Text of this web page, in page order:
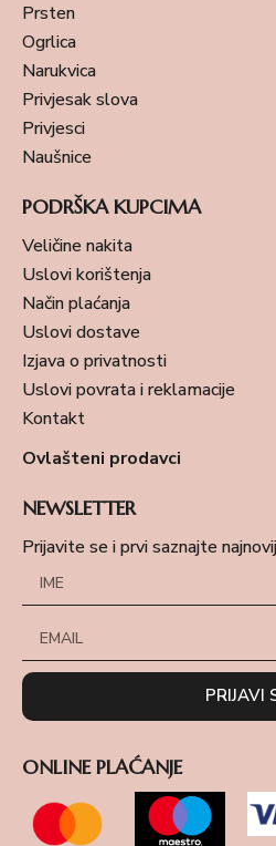
Prsten
Ogrlica
Narukvica
Privjesak slova
Privjesci
Naušnice
PODRŠKA KUPCIMA
Veličine nakita
Uslovi korištenja
Način plaćanja
Uslovi dostave
Izjava o privatnosti
Uslovi povrata i reklamacije
Kontakt
Ovlašteni prodavci
NEWSLETTER
Prijavite se i prvi saznajte
PRIJAVI
ONLINE PLAĆANJE